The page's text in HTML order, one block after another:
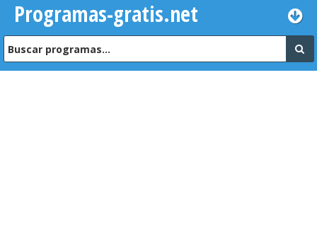
Programas-gratis.net